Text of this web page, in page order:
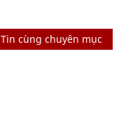
Tin cùng chuyên mục